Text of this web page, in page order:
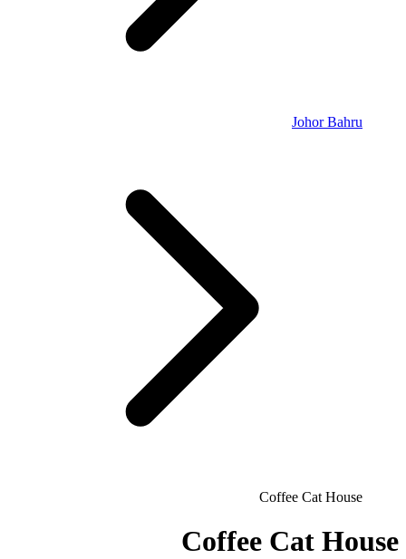
Johor Bahru
Coffee Cat House
Coffee Cat House